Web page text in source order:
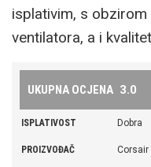
MINUS nije
ugrađeni ventilatori su nešto
USTUPITELJ I CIJENA
isplativim, s
ventilatora, a i
UKUPNA OCJENA 3.0
ISPLATIVOST Dobra
PROIZVOĐAČ Corsair